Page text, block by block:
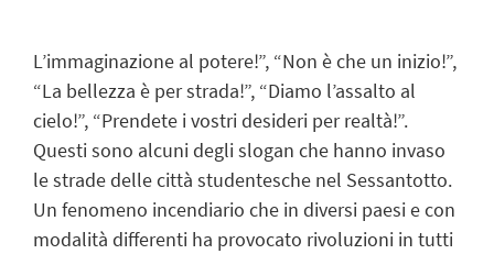
L’immaginazione al potere!”, “Non è che un inizio!”,
“La bellezza è per strada!”, “Diamo l’assalto al
cielo!”, “Prendete i vostri desideri per realtà!”.
Questi sono alcuni degli slogan che hanno invaso
le strade delle città studentesche nel Sessantotto.
Un fenomeno incendiario che in diversi paesi e con
modalità differenti ha provocato rivoluzioni in tutti